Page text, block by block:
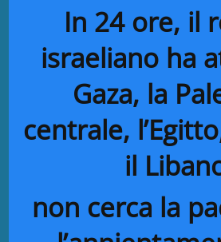
In 24 ore, il
israeliano ha
Gaza, la
centrale,
il
non cerca la